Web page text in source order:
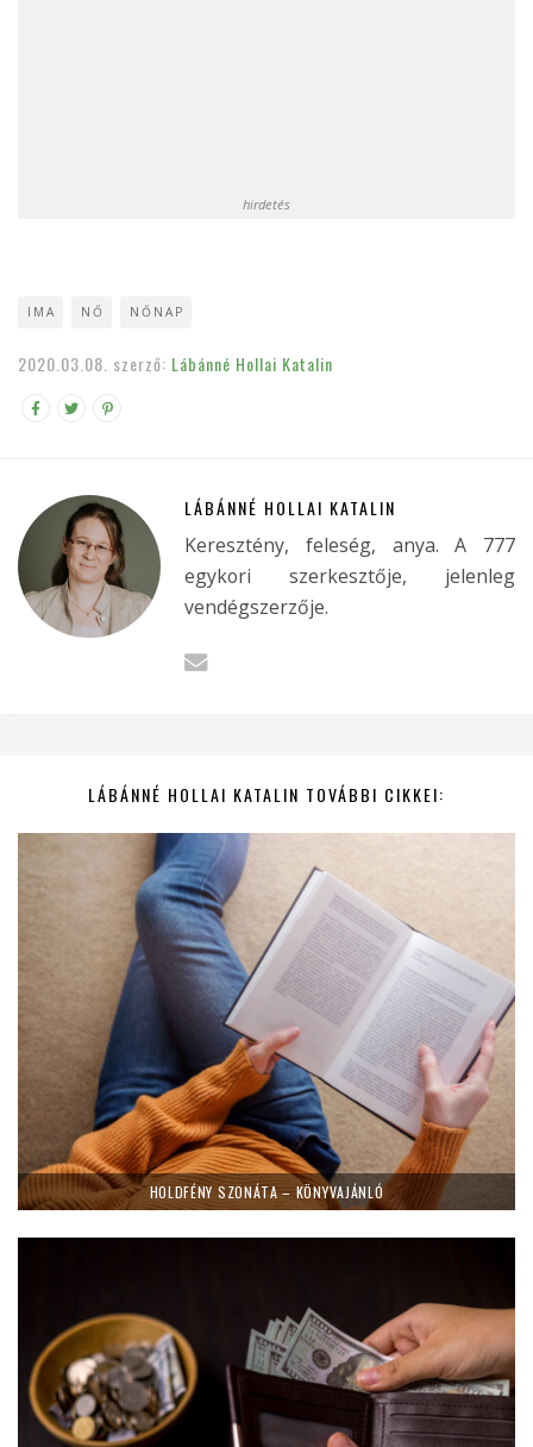
hirdetés
IMA NŐ NŐNAP
2020.03.08. szerző: Lábánné Hollai Katalin
LÁBÁNNÉ HOLLAI KATALIN
Keresztény, feleség, anya. A 777
egykori szerkesztője, jelenleg
vendégszerzője.
LÁBÁNNÉ HOLLAI KATALIN TOVÁBBI CIKKEI:
HOLDFÉNY SZONÁTA – KÖNYVAJÁNLÓ